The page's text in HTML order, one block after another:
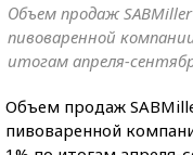
Объем продаж
пивоваренной
итогам апреля-
Объем продаж
пивоваренной